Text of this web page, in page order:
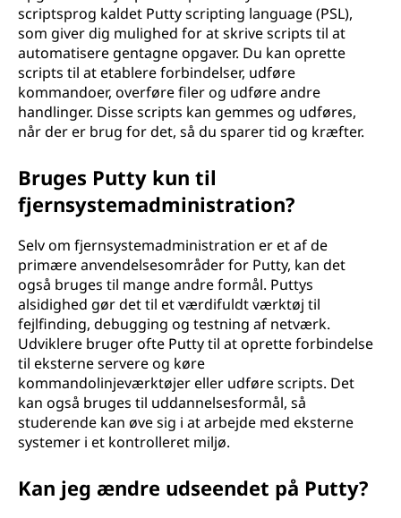
scriptsprog kaldet Putty scripting language (PSL),
som giver dig mulighed for at skrive scripts til at
automatisere gentagne opgaver. Du kan oprette
scripts til at etablere forbindelser, udføre
kommandoer, overføre filer og udføre andre
handlinger. Disse scripts kan gemmes og udføres,
når der er brug for det, så du sparer tid og kræfter.
Bruges Putty kun til
fjernsystemadministration?
Selv om fjernsystemadministration er et af de
primære anvendelsesområder for Putty, kan det
også bruges til mange andre formål. Puttys
alsidighed gør det til et værdifuldt værktøj til
fejlfinding, debugging og testning af netværk.
Udviklere bruger ofte Putty til at oprette forbindelse
til eksterne servere og køre
kommandolinjeværktøjer eller udføre scripts. Det
kan også bruges til uddannelsesformål, så
studerende kan øve sig i at arbejde med eksterne
systemer i et kontrolleret miljø.
Kan jeg ændre udseendet på Putty?